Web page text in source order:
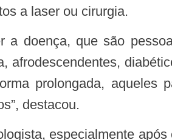
a laser ou cirurgia.
afrodescendentes,
prolongada, aqueles
destacou.